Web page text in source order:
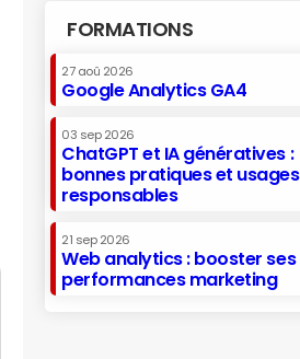
FORMATIONS
27 aoû 2026
Google Analytics GA4
03 sep 2026
ChatGPT et IA génératives :
bonnes pratiques et usages
responsables
21 sep 2026
Web analytics : booster ses
performances marketing